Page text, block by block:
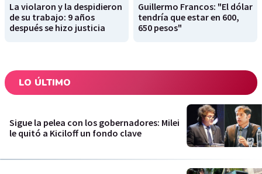
La violaron y la despidieron
de su trabajo: 9 años
después se hizo justicia
Guillermo Francos: "El dólar
tendría que estar en 600,
650 pesos"
LO ÚLTIMO
Sigue la pelea con los gobernadores: Milei
le quitó a Kiciloff un fondo clave